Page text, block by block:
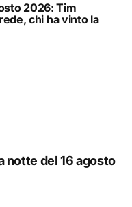
2026: Tim
chi ha vinto la
notte del 16 agosto